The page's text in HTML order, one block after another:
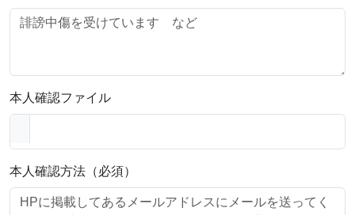
本人確認ファイル
本人確認方法（必須）